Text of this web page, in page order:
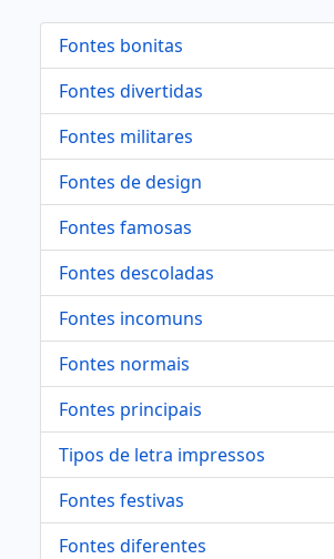
Fontes bonitas
Fontes divertidas
Fontes militares
Fontes de design
Fontes famosas
Fontes descoladas
Fontes incomuns
Fontes normais
Fontes principais
Tipos de letra impressos
Fontes festivas
Fontes diferentes